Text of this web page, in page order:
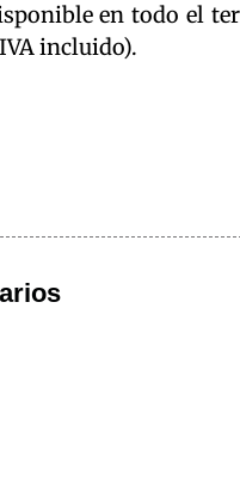
en todo el
incluido).